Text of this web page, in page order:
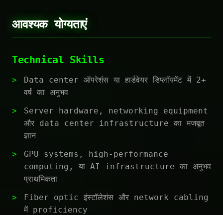
आवश्यक योग्यताएं
Technical Skills
Data center ऑपरेशंस या हार्डवेयर डिप्लॉयमेंट में 2+
वर्ष का अनुभव
Server hardware, networking equipment
और data center infrastructure का मजबूत
ज्ञान
GPU systems, high-performance
computing, या AI infrastructure का अनुभव
प्राथमिकता
Fiber optic इंस्टॉलेशंस और network cabling
में proficiency